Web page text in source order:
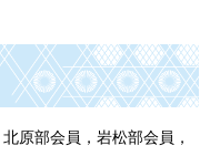
原部会員，岩松部会員，